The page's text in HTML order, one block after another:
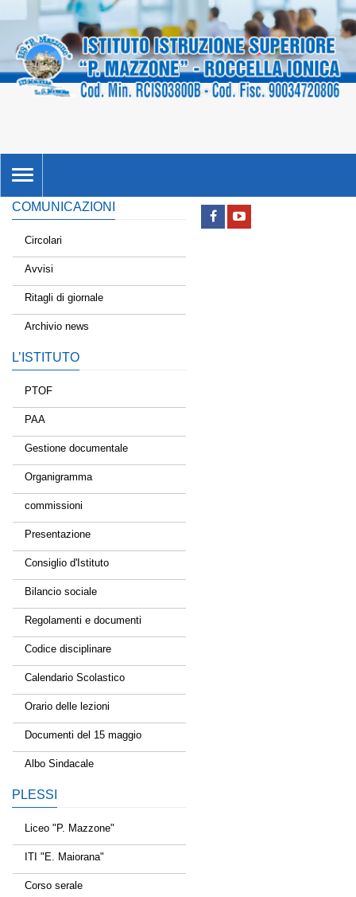
TOGGLE
NAVIGATION
COMUNICAZIONI
Circolari
Avvisi
Ritagli di giornale
Archivio news
L’ISTITUTO
PTOF
PAA
Gestione documentale
Organigramma
commissioni
Presentazione
Consiglio d'Istituto
Bilancio sociale
Regolamenti e documenti
Codice disciplinare
Calendario Scolastico
Orario delle lezioni
Documenti del 15 maggio
Albo Sindacale
PLESSI
Liceo "P. Mazzone"
ITI "E. Maiorana"
Corso serale